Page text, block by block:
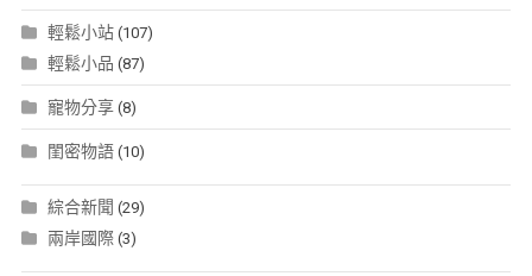
輕鬆小站(107)
輕鬆小品 (87)
寵物分享(8)
閨密物語(10)
綜合新聞 (29)
兩岸國際(3)